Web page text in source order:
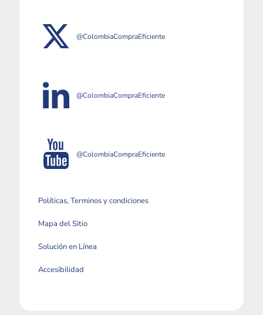
@ColombiaCompraEficiente
@ColombiaCompraEficiente
@ColombiaCompraEficiente
Políticas, Terminos y condiciones
Mapa del Sitio
Solución en Línea
Accesibilidad